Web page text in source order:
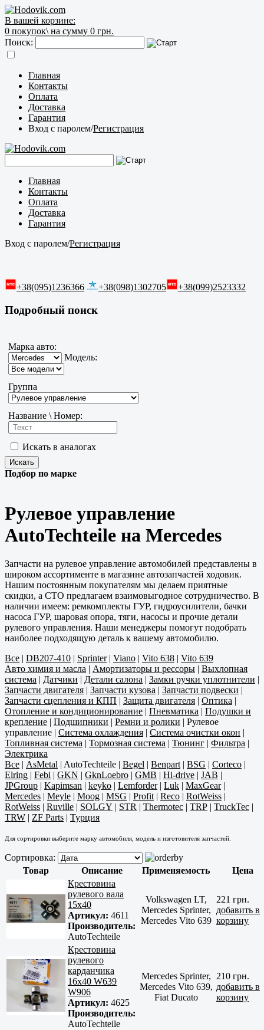
В вашей корзине:
0 покупок\ на сумму 0 грн.
Поиск:
Главная
Контакты
Оплата
Доставка
Гарантия
Вход с паролем/Регистрация
Главная
Контакты
Оплата
Доставка
Гарантия
Вход с паролем/Регистрация
+38(095)1236366 +38(098)1302705 +38(099)2523332
Подробный поиск
Марка авто:
Модель:
Группа
Название \ Номер:
Искать в аналогах
Подбор по марке
Рулевое управление
AutoTechteile на Mercedes
Запчасти на рулевое управление автомобилей представлены в
широком ассортименте в магазине автозапчастей ходовик.
Нашим постоянным покупателям мы делаем приятные
скидки, а СТО предлагаем взаимовыгодное сотрудничество. В
наличии имеем: ремкомплекты ГУР, гидроусилители, бачки
насоса ГУР, шаровая опора, тяги, насосы и прочие детали
рулевого управления. Наши менеджеры помогут подобрать
наиболее подходящую деталь к вашему автомобилю.
Все | DB207-410 | Sprinter| Viano | Vito 638 | Vito 639
Авто химия и масла | Амортизаторы и рессоры | Выхлопная
система | Датчики | Детали салона | Замки ручки уплотнители |
Запчасти двигателя | Запчасти кузова | Запчасти подвески |
Запчасти сцепления и КПП | Защита двигателя | Оптика |
Отопление и кондиционирование | Пневматика | Подушки и
крепление | Подшипники | Ремни и ролики | Рулевое
управление | Система охлаждения | Система очистки окон |
Топливная система | Тормозная система | Тюнинг | Фильтра |
Электрика
Все | AsMetal | AutoTechteile | Begel | Benpart | BSG | Corteco |
Elring | Febi | GKN | GknLoebro | GMB | Hi-drive | JAB |
JPGroup | Kapimsan | keyko | Lemforder| Luk | MaxGear|
Mercedes | Meyle | Moog | MSG | Profit | Reco | RotWeiss |
RotWeiss | Ruville | SOLGY | STR | Thermotec | TRP | TruckTec |
TRW | ZF Parts | Турция
Для сортировки выберите марку автомобиля, модель и изготовителя запчастей.
Сортировка:
Товар
Описание Применяемость
Цена
Крестовина
рулевого вала
15х40
Артикул: 4611
Производитель:
AutoTechteile
Volkswagen LT,
Mercedes Sprinter,
Mercedes Vito 639
221 грн.
добавить в
корзину
Крестовина
рулевого
карданчика
16x40 W639
W906
Артикул: 4625
Производитель:
AutoTechteile
Mercedes Sprinter,
Mercedes Vito 639,
Fiat Ducato
210 грн.
добавить в
корзину